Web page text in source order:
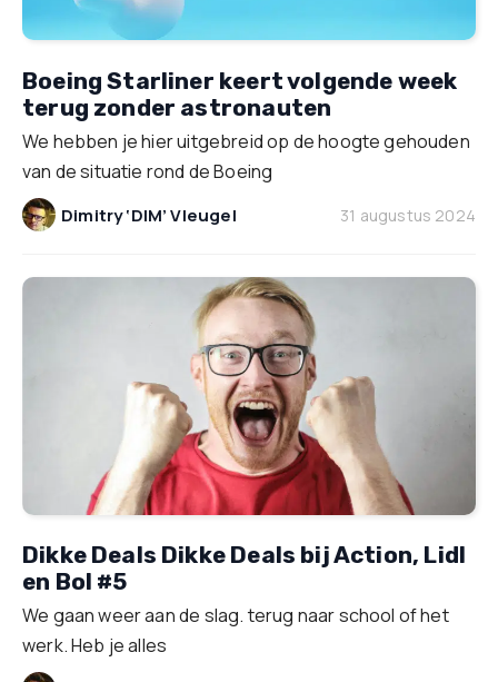
Boeing Starliner keert volgende week
terug zonder astronauten
We hebben je hier uitgebreid op de hoogte gehouden
van de situatie rond de Boeing
Dimitry ‘DIM’ Vleugel 31 augustus 2024
Dikke Deals Dikke Deals bij Action, Lidl
en Bol #5
We gaan weer aan de slag. terug naar school of het
werk. Heb je alles